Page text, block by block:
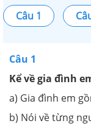
Câu 1
Câu 1
Kể về gia đình
a) Gia đình em
b) Nói về từng